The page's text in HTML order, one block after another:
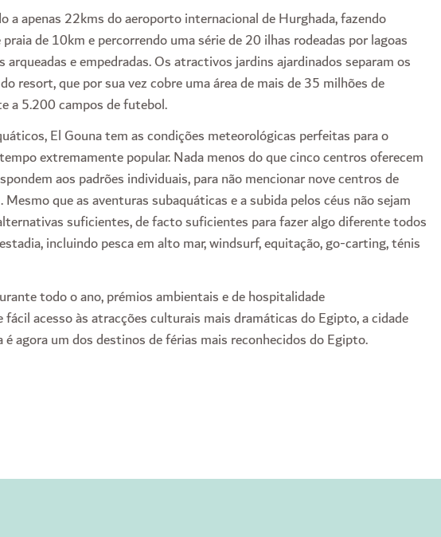
a apenas 22kms do aeroporto internacional de Hurghada, fazendo
de 10km e percorrendo uma série de 20 ilhas rodeadas por lagoas
e empedradas. Os atractivos jardins ajardinados separam os
resort, que por sua vez cobre uma área de mais de 35 milhões de
a 5.200 campos de futebol.
El Gouna tem as condições meteorológicas perfeitas para o
extremamente popular. Nada menos do que cinco centros oferecem
aos padrões individuais, para não mencionar nove centros de
que as aventuras subaquáticas e a subida pelos céus não sejam
suficientes, de facto suficientes para fazer algo diferente todos
incluindo pesca em alto mar, windsurf, equitação, go-carting, ténis
todo o ano, prémios ambientais e de hospitalidade
acesso às atracções culturais mais dramáticas do Egipto, a cidade
agora um dos destinos de férias mais reconhecidos do Egipto.